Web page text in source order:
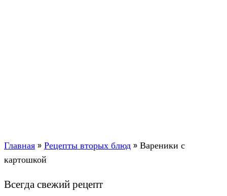
Главная»Рецепты вторых блюд»Вареники с
картошкой
Всегда свежий рецепт